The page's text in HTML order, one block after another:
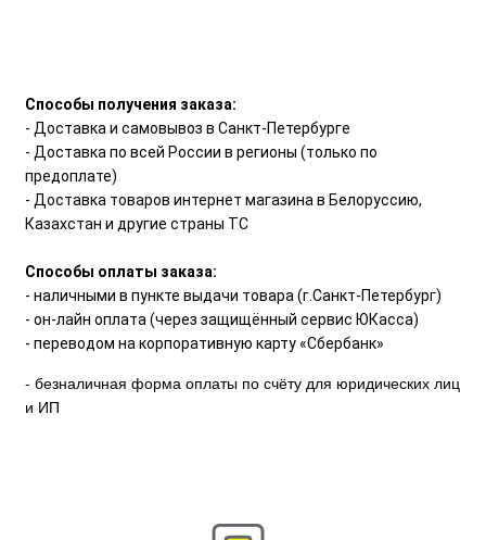
Способы получения заказа:
- Доставка и самовывоз в Санкт-Петербурге
- Доставка по всей России в регионы (только по
предоплате)
- Доставка товаров интернет магазина в Белоруссию,
Казахстан и другие страны ТС
Способы оплаты заказа:
- наличными в пункте выдачи товара (г.Санкт-Петербург)
- он-лайн оплата (через защищённый сервис ЮКасса)
- переводом на корпоративную карту «Сбербанк»
- безналичная форма оплаты по счёту для юридических лиц
и ИП